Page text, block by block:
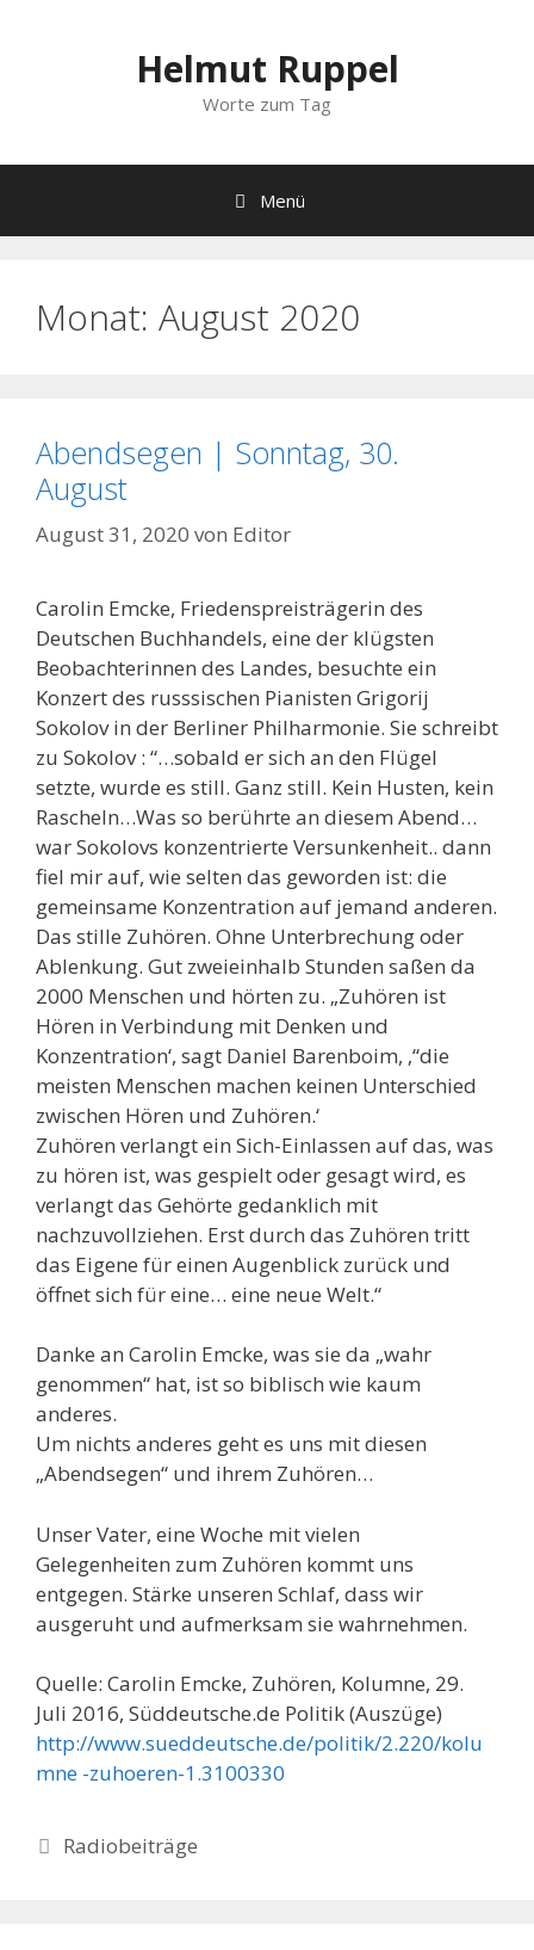
Helmut Ruppel
Worte zum Tag
Menü
Monat: August 2020
Abendsegen | Sonntag, 30.
August
August 31, 2020 von Editor
Carolin Emcke, Friedenspreisträgerin des
Deutschen Buchhandels, eine der klügsten
Beobachterinnen des Landes, besuchte ein
Konzert des russsischen Pianisten Grigorij
Sokolov in der Berliner Philharmonie. Sie schreibt
zu Sokolov : “…sobald er sich an den Flügel
setzte, wurde es still. Ganz still. Kein Husten, kein
Rascheln…Was so berührte an diesem Abend…
war Sokolovs konzentrierte Versunkenheit.. dann
fiel mir auf, wie selten das geworden ist: die
gemeinsame Konzentration auf jemand anderen.
Das stille Zuhören. Ohne Unterbrechung oder
Ablenkung. Gut zweieinhalb Stunden saßen da
2000 Menschen und hörten zu. „Zuhören ist
Hören in Verbindung mit Denken und
Konzentration‘, sagt Daniel Barenboim, ‚“die
meisten Menschen machen keinen Unterschied
zwischen Hören und Zuhören.‘
Zuhören verlangt ein Sich-Einlassen auf das, was
zu hören ist, was gespielt oder gesagt wird, es
verlangt das Gehörte gedanklich mit
nachzuvollziehen. Erst durch das Zuhören tritt
das Eigene für einen Augenblick zurück und
öffnet sich für eine… eine neue Welt.“
Danke an Carolin Emcke, was sie da „wahr
genommen“ hat, ist so biblisch wie kaum
anderes.
Um nichts anderes geht es uns mit diesen
„Abendsegen“ und ihrem Zuhören…
Unser Vater, eine Woche mit vielen
Gelegenheiten zum Zuhören kommt uns
entgegen. Stärke unseren Schlaf, dass wir
ausgeruht und aufmerksam sie wahrnehmen.
Quelle: Carolin Emcke, Zuhören, Kolumne, 29.
Juli 2016, Süddeutsche.de Politik (Auszüge)
http://www.sueddeutsche.de/politik/2.220/kolu
mne -zuhoeren-1.3100330
Kategorien
Radiobeiträge